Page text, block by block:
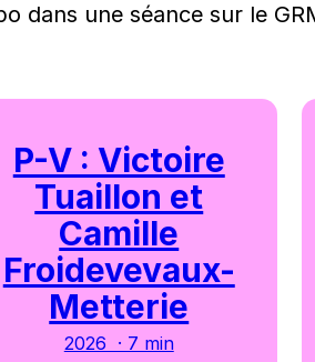
dans une séance sur le
P-V : Victoire
Tuaillon et
Camille
Froidevevaux-
Metterie
2026 · 7 min